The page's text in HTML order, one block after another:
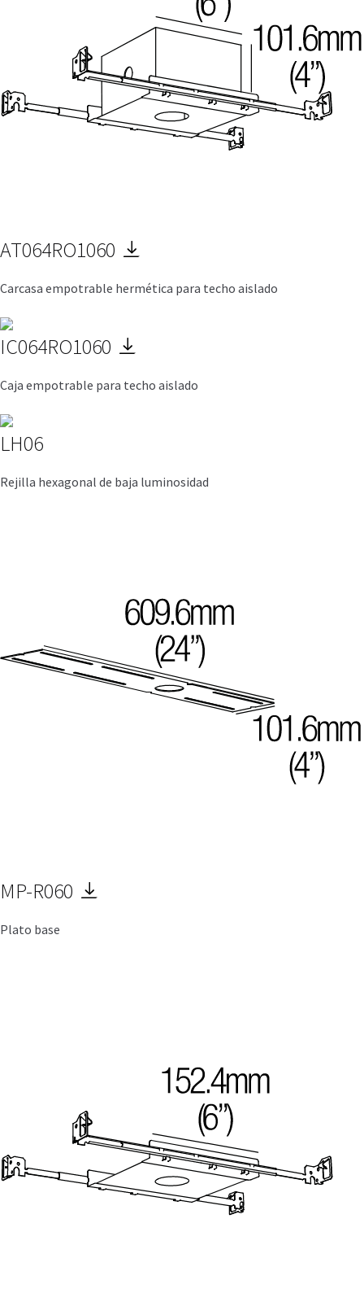
AT064RO1060
Carcasa empotrable hermética para techo aislado
IC064RO1060
Caja empotrable para techo aislado
LH06
Rejilla hexagonal de baja luminosidad
MP-R060
Plato base